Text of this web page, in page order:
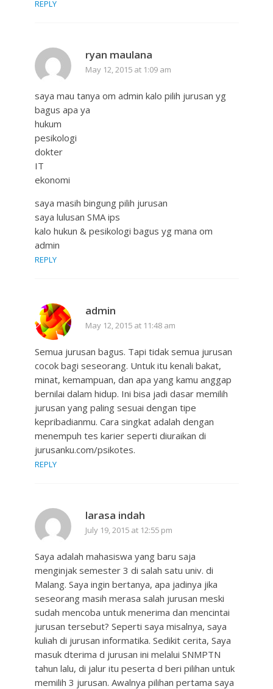
REPLY
ryan maulana
May 12, 2015 at 1:09 am
saya mau tanya om admin kalo pilih jurusan yg
bagus apa ya
hukum
pesikologi
dokter
IT
ekonomi
saya masih bingung pilih jurusan
saya lulusan SMA ips
kalo hukun & pesikologi bagus yg mana om
admin
REPLY
admin
May 12, 2015 at 11:48 am
Semua jurusan bagus. Tapi tidak semua jurusan
cocok bagi seseorang. Untuk itu kenali bakat,
minat, kemampuan, dan apa yang kamu anggap
bernilai dalam hidup. Ini bisa jadi dasar memilih
jurusan yang paling sesuai dengan tipe
kepribadianmu. Cara singkat adalah dengan
menempuh tes karier seperti diuraikan di
jurusanku.com/psikotes.
REPLY
larasa indah
July 19, 2015 at 12:55 pm
Saya adalah mahasiswa yang baru saja
menginjak semester 3 di salah satu univ. di
Malang. Saya ingin bertanya, apa jadinya jika
seseorang masih merasa salah jurusan meski
sudah mencoba untuk menerima dan mencintai
jurusan tersebut? Seperti saya misalnya, saya
kuliah di jurusan informatika. Sedikit cerita, Saya
masuk dterima d jurusan ini melalui SNMPTN
tahun lalu, di jalur itu peserta d beri pilihan untuk
memilih 3 jurusan. Awalnya pilihan pertama saya